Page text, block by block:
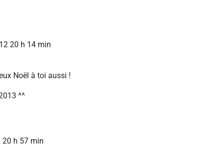
20 h 14 min
Noël à toi aussi !
^^
20 h 57 min